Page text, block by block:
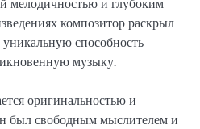
композитор раскрыл
способность
музыку.
оригинальностью и
был свободным мыслителем и